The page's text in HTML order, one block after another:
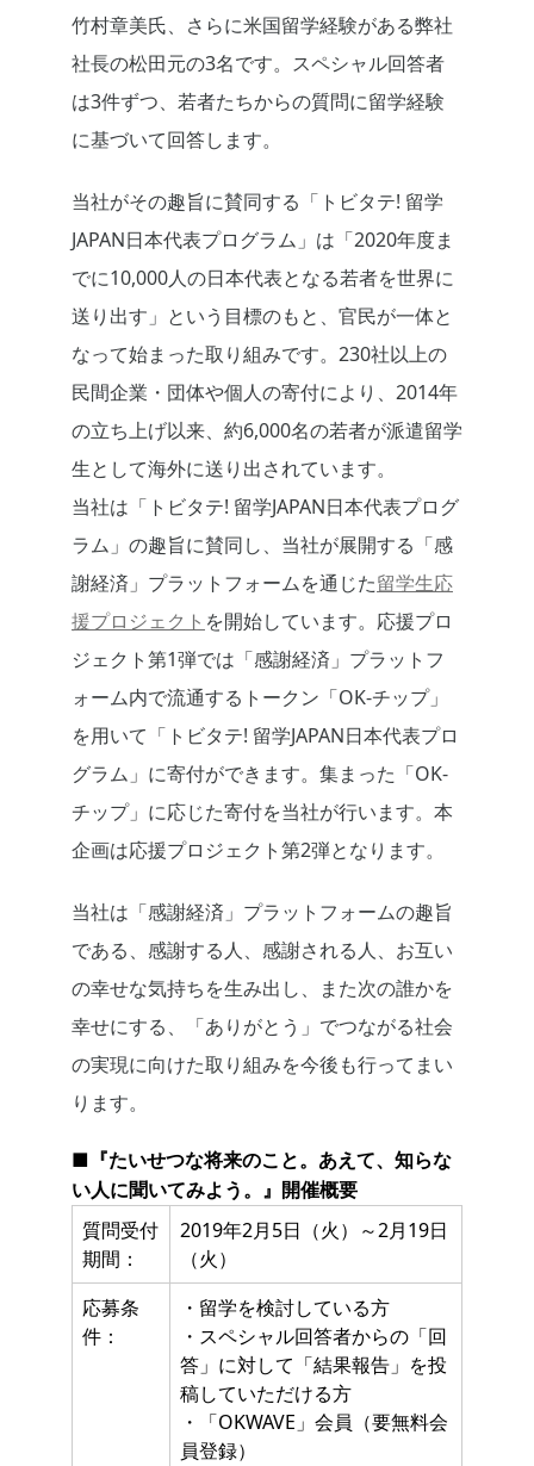
竹村章美氏、さらに米国留学経験がある弊社
社長の松田元の3名です。スペシャル回答者
は3件ずつ、若者たちからの質問に留学経験
に基づいて回答します。
当社がその趣旨に賛同する「トビタテ! 留学
JAPAN日本代表プログラム」は「2020年度ま
でに10,000人の日本代表となる若者を世界に
送り出す」という目標のもと、官民が一体と
なって始まった取り組みです。230社以上の
民間企業・団体や個人の寄付により、2014年
の立ち上げ以来、約6,000名の若者が派遣留学
生として海外に送り出されています。
当社は「トビタテ! 留学JAPAN日本代表プログ
ラム」の趣旨に賛同し、当社が展開する「感
謝経済」プラットフォームを通じた留学生応
援プロジェクト を開始しています。応援プロ
ジェクト第1弾では「感謝経済」プラットフ
ォーム内で流通するトークン「OK-チップ」
を用いて「トビタテ! 留学JAPAN日本代表プロ
グラム」に寄付ができます。集まった「OK-
チップ」に応じた寄付を当社が行います。本
企画は応援プロジェクト第2弾となります。
当社は「感謝経済」プラットフォームの趣旨
である、感謝する人、感謝される人、お互い
の幸せな気持ちを生み出し、また次の誰かを
幸せにする、「ありがとう」でつながる社会
の実現に向けた取り組みを今後も行ってまい
ります。
■『たいせつな将来のこと。あえて、知らな
い人に聞いてみよう。』開催概要
質問受付
期間：
2019年2月5日（火）～2月19日
（火）
応募条
件：
・留学を検討している方
・スペシャル回答者からの「回
答」に対して「結果報告」を投
稿していただける方
・「OKWAVE」会員（要無料会
員登録）